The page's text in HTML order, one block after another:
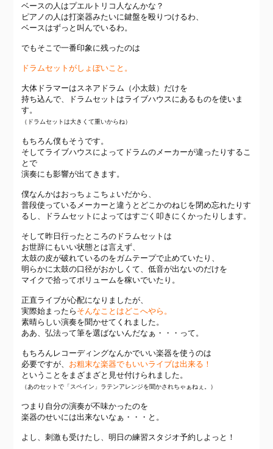
ベースの人はプエルトリコ人なんかな？
ピアノの人は打楽器みたいに鍵盤を殴りつけるわ、
ベースはずっと叫んでいるわ。
でもそこで一番印象に残ったのは
ドラムセットがしょぼいこと。
大体ドラマーはスネアドラム（小太鼓）だけを
持ち込んで、ドラムセットはライブハウスにあるものを使いま
す。
（ドラムセットは大きくて重いからね）
もちろん僕もそうです。
そしてライブハウスによってドラムのメーカーが違ったりするこ
とで
演奏にも影響が出てきます。
僕なんかはおっちょこちょいだから、
普段使っているメーカーと違うとどこかのねじを閉め忘れたりす
るし、ドラムセットによってはすごく叩きにくかったりします。
そして昨日行ったところのドラムセットは
お世辞にもいい状態とは言えず、
太鼓の皮が破れているのをガムテープで止めていたり、
明らかに太鼓の口径がおかしくて、低音が出ないのだけを
マイクで拾ってボリュームを稼いでいたり。
正直ライブが心配になりましたが、
実際始まったらそんなことはどこへやら。
素晴らしい演奏を聞かせてくれました。
ああ、弘法って筆を選ばないんだなぁ・・・って。
もちろんレコーディングなんかでいい楽器を使うのは
必要ですが、 お粗末な楽器でもいいライブは出来る！
ということをまざまざと見せ付けられました。
（あのセットで「スペイン」ラテンアレンジを聞かされちゃぁねぇ。）
つまり自分の演奏が不味かったのを
楽器のせいには出来ないなぁ・・・と。
よし、刺激も受けたし、明日の練習スタジオ予約しよっと！